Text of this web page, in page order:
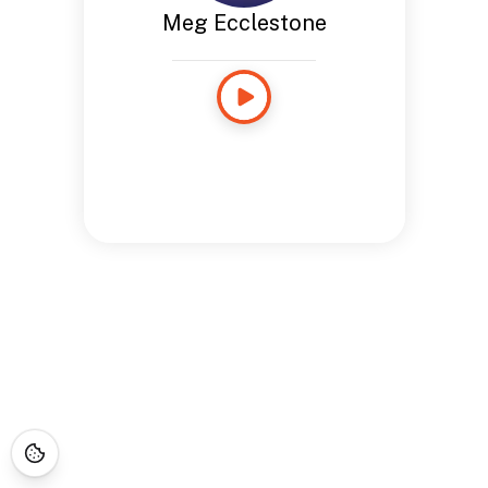
Meg Ecclestone